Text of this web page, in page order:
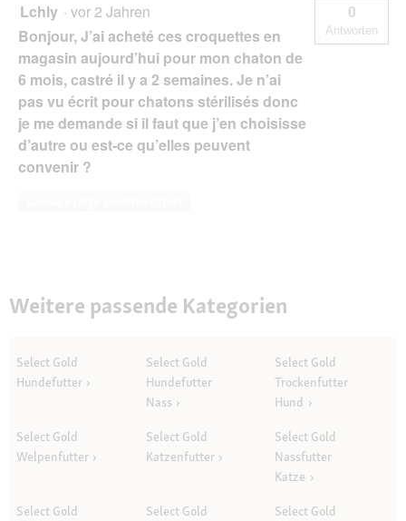
Lchly · vor 2 Jahren
Bonjour, J’ai acheté ces croquettes en
magasin aujourd’hui pour mon chaton de
6 mois, castré il y a 2 semaines. Je n’ai
pas vu écrit pour chatons stérilisés donc
je me demande si il faut que j’en choisisse
d’autre ou est-ce qu’elles peuvent
convenir ?
0
Antworten
Weitere passende Kategorien
Select Gold
Hundefutter
Select Gold
Hundefutter
Nass
Select Gold
Trockenfutter
Hund
Select Gold
Welpenfutter
Select Gold
Katzenfutter
Select Gold
Nassfutter
Katze
Select Gold
Select Gold
Select Gold